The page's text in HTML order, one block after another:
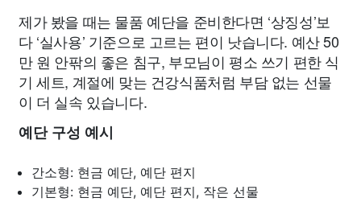
제가 봤을 때는 물품 예단을 준비한다면 ‘상징성’보
다 ‘실사용’ 기준으로 고르는 편이 낫습니다. 예산 50
만 원 안팎의 좋은 침구, 부모님이 평소 쓰기 편한 식
기 세트, 계절에 맞는 건강식품처럼 부담 없는 선물
이 더 실속 있습니다.
예단 구성 예시
간소형: 현금 예단, 예단 편지
기본형: 현금 예단, 예단 편지, 작은 선물